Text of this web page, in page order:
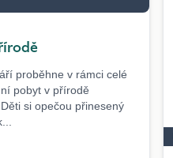
proběhne v rámci celé
pobyt v přírodě
si opečou přinesený